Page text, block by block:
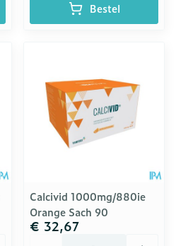
Bestel
Calcivid 1000mg/880ie
Orange Sach 90
€ 32,67